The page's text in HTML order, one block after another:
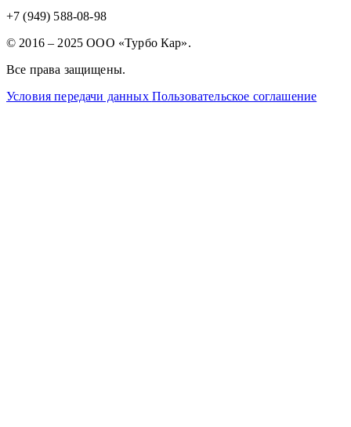
+7 (949) 588-08-98
© 2016 – 2025 ООО «Турбо Кар».
Все права защищены.
Условия передачи данных Пользовательское соглашение